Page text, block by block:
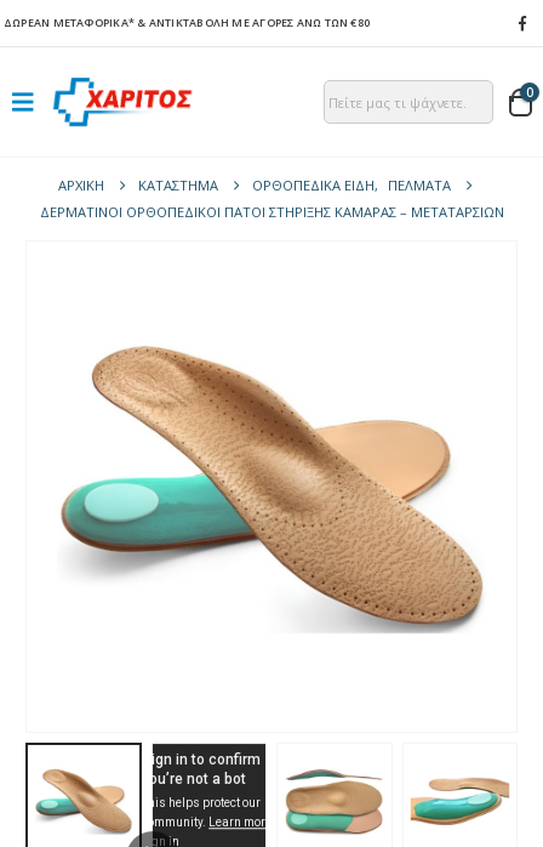
ΔΩΡΕΑΝ ΜΕΤΑΦΟΡΙΚΑ* & ΑΝΤΙΚΤΑΒΟΛΗ ΜΕ ΑΓΟΡΕΣ ΑΝΩ ΤΩΝ €80
0
ΑΡΧΙΚΉ ΚΑΤΆΣΤΗΜΑ ΟΡΘΟΠΕΔΙΚΑ ΕΙΔΗ,
ΠΈΛΜΑΤΑ
ΔΕΡΜΆΤΙΝΟΙ ΟΡΘΟΠΕΔΙΚΟΊ ΠΆΤΟΙ ΣΤΉΡΙΞΗΣ ΚΑΜΆΡΑΣ – ΜΕΤΑΤΑΡΣΊΩΝ